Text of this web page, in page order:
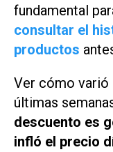
fundamental
consultar el
productos
Ver cómo varió
últimas
descuento es
infló el precio